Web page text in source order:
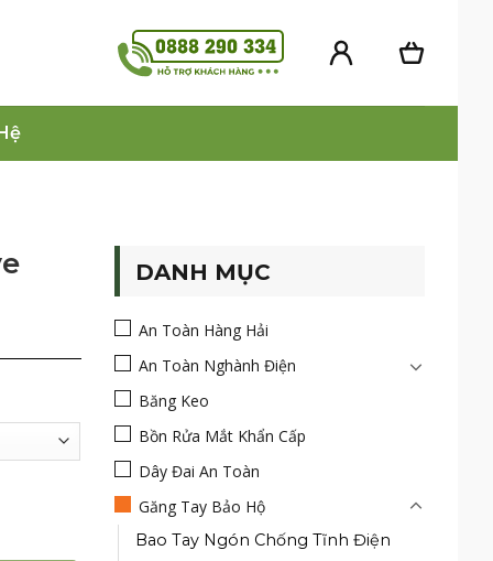
DANH MỤC
An Toàn Hàng Hải
An Toàn Nghành Điện
Băng Keo
Bồn Rửa Mắt Khẩn Cấp
Dây Đai An Toàn
Găng Tay Bảo Hộ
Bao Tay Ngón Chống Tĩnh Điện